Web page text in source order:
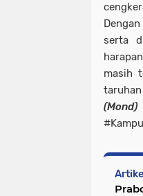
serta
masih
(Mond)